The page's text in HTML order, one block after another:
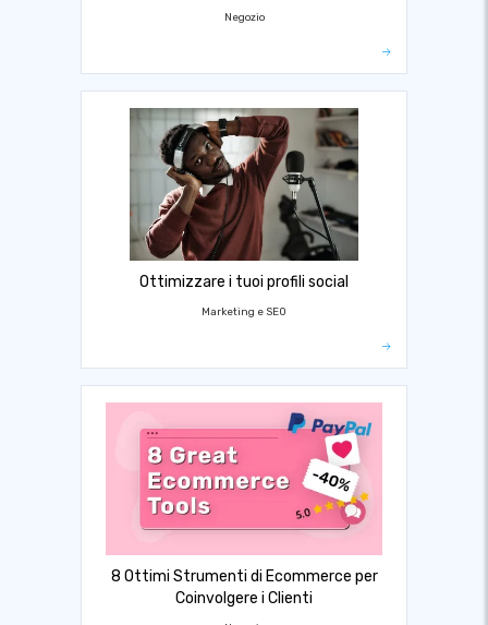
Negozio
Ottimizzare i tuoi profili social
Marketing e SEO
8 Ottimi Strumenti di Ecommerce per
Coinvolgere i Clienti